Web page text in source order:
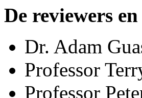
De reviewers
Dr. Adam
Professor
Professor